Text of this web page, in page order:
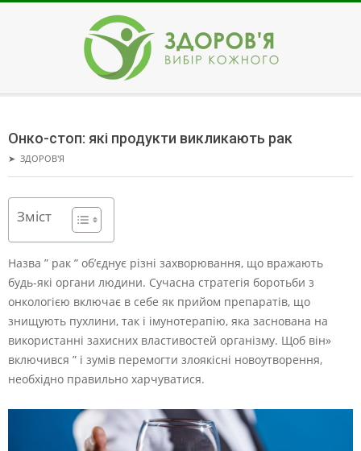
ЗДОРОВ'Я
Menu
Онко-стоп: які продукти викликають рак
➤ ЗДОРОВ'Я
Зміст
Назва ” рак ” об’єднує різні захворювання, що вражають
будь-які органи людини. Сучасна стратегія боротьби з
онкологією включає в себе як прийом препаратів, що
знищують пухлини, так і імунотерапію, яка заснована на
використанні захисних властивостей організму. Щоб він»
включився ” і зумів перемогти злоякісні новоутворення,
необхідно правильно харчуватися.